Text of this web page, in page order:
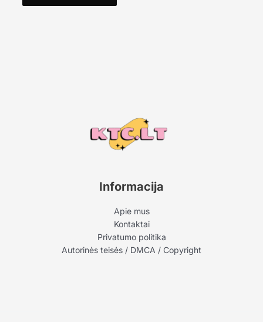
Informacija
Apie mus
Kontaktai
Privatumo politika
Autorinės teisės / DMCA / Copyright